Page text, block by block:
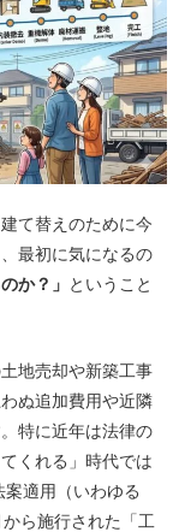
て替えのために今
最初に気になるの
か？」 ということ
地売却や新築工事
ぬ追加費用や近隣
特に近年は法律の
くれる」時代では
適用（いわゆる
ら施行された「工